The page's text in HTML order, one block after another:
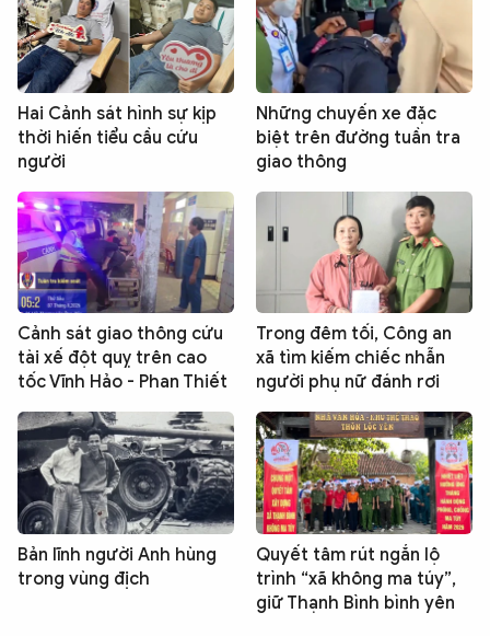
Hai Cảnh sát hình sự kịp
thời hiến tiểu cầu cứu
người
Những chuyến xe đặc
biệt trên đường tuần tra
giao thông
Cảnh sát giao thông cứu
tài xế đột quỵ trên cao
tốc Vĩnh Hảo - Phan Thiết
Trong đêm tối, Công an
xã tìm kiếm chiếc nhẫn
người phụ nữ đánh rơi
Bản lĩnh người Anh hùng
trong vùng địch
Quyết tâm rút ngắn lộ
trình “xã không ma túy”,
giữ Thạnh Bình bình yên